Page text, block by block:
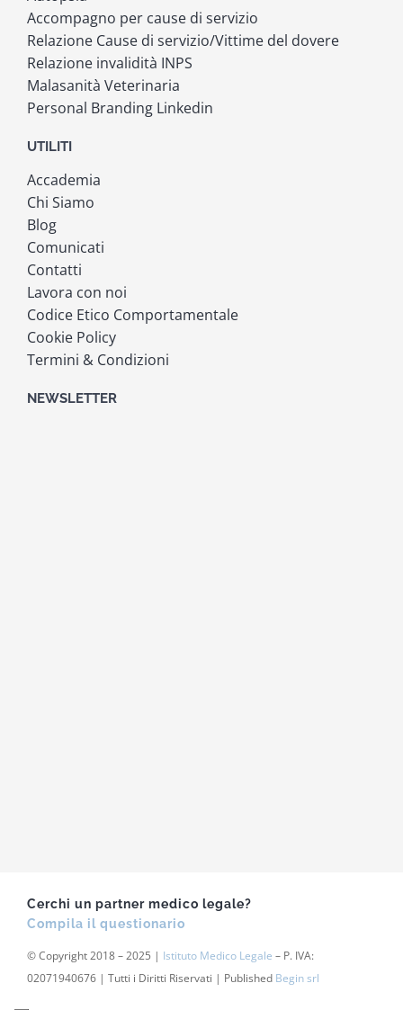
Accompagno per cause di servizio
Relazione Cause di servizio/Vittime del dovere
Relazione invalidità INPS
Malasanità Veterinaria
Personal Branding Linkedin
UTILITI
Accademia
Chi Siamo
Blog
Comunicati
Contatti
Lavora con noi
Codice Etico Comportamentale
Cookie Policy
Termini & Condizioni
NEWSLETTER
Cerchi un partner medico legale?
Compila il questionario
© Copyright 2018 – 2025 | Istituto Medico Legale – P. IVA:
02071940676 | Tutti i Diritti Riservati | Published Begin srl